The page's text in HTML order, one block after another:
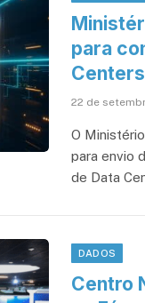
para
Centers
22 de
O
para envio
de Data
DADOS
Centro